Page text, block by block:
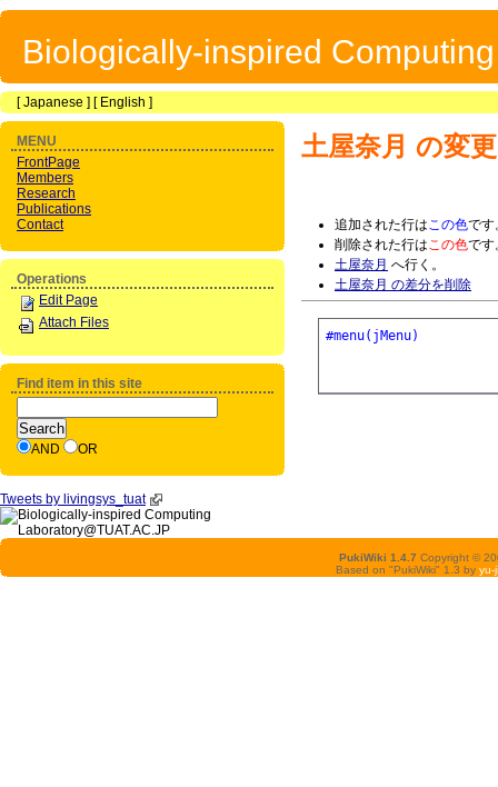
Biologically-inspired
[Japanese ] [ English ]
土屋奈月 の変
追加された行はこの色です
削除された行はこの色です
土屋奈月 へ行く。
土屋奈月 の差分を削除
#menu(jMenu)
MENU
FrontPage
Members
Research
Publications
Contact
Operations
Edit Page
Attach Files
Find item in this site
AND OR
Tweets by livingsys_tuat
PukiWiki 1.4.7 Copyright ©
Based on "PukiWiki" 1.3 by yu-ji